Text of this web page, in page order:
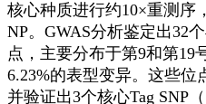
核心种质进行约10×重测序
NP。GWAS分析鉴定出32
点，主要分布于第9和第19
6.23%的表型变异。这些位
并验证出3个核心Tag SNP（